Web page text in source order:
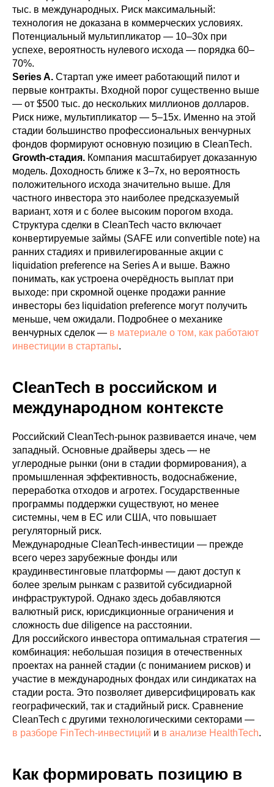
тыс. в международных. Риск максимальный:
технология не доказана в коммерческих условиях.
Потенциальный мультипликатор — 10–30x при
успехе, вероятность нулевого исхода — порядка 60–
70%.
Series A. Стартап уже имеет работающий пилот и
первые контракты. Входной порог существенно выше
— от $500 тыс. до нескольких миллионов долларов.
Риск ниже, мультипликатор — 5–15x. Именно на этой
стадии большинство профессиональных венчурных
фондов формируют основную позицию в CleanTech.
Growth-стадия. Компания масштабирует доказанную
модель. Доходность ближе к 3–7x, но вероятность
положительного исхода значительно выше. Для
частного инвестора это наиболее предсказуемый
вариант, хотя и с более высоким порогом входа.
Структура сделки в CleanTech часто включает
конвертируемые займы (SAFE или convertible note) на
ранних стадиях и привилегированные акции с
liquidation preference на Series A и выше. Важно
понимать, как устроена очерёдность выплат при
выходе: при скромной оценке продажи ранние
инвесторы без liquidation preference могут получить
меньше, чем ожидали. Подробнее о механике
венчурных сделок — в материале о том, как работают
инвестиции в стартапы.
CleanTech в российском и
международном контексте
Российский CleanTech-рынок развивается иначе, чем
западный. Основные драйверы здесь — не
углеродные рынки (они в стадии формирования), а
промышленная эффективность, водоснабжение,
переработка отходов и агротех. Государственные
программы поддержки существуют, но менее
системны, чем в ЕС или США, что повышает
регуляторный риск.
Международные CleanTech-инвестиции — прежде
всего через зарубежные фонды или
краудинвестинговые платформы — дают доступ к
более зрелым рынкам с развитой субсидиарной
инфраструктурой. Однако здесь добавляются
валютный риск, юрисдикционные ограничения и
сложность due diligence на расстоянии.
Для российского инвестора оптимальная стратегия —
комбинация: небольшая позиция в отечественных
проектах на ранней стадии (с пониманием рисков) и
участие в международных фондах или синдикатах на
стадии роста. Это позволяет диверсифицировать как
географический, так и стадийный риск. Сравнение
CleanTech с другими технологическими секторами —
в разборе FinTech-инвестиций и в анализе HealthTech.
Как формировать позицию в